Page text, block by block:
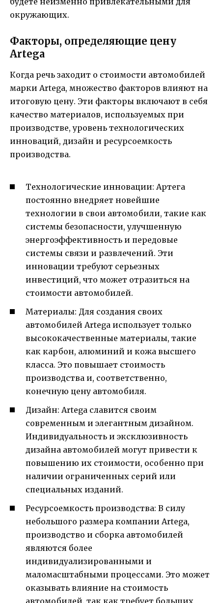
окружающих.
Факторы, определяющие цену
Artega
Когда речь заходит о стоимости автомобилей
марки Artega, множество факторов влияют на
итоговую цену. Эти факторы включают в себя
качество материалов, используемых при
производстве, уровень технологических
инноваций, дизайн и ресурсоемкость
производства.
Технологические инновации: Артега
постоянно внедряет новейшие
технологии в свои автомобили, такие как
системы безопасности, улучшенную
энергоэффективность и передовые
системы связи и развлечений. Эти
инновации требуют серьезных
инвестиций, что может отразиться на
стоимости автомобилей.
Материалы: Для создания своих
автомобилей Artega использует только
высококачественные материалы, такие
как карбон, алюминий и кожа высшего
класса. Это повышает стоимость
производства и, соответственно,
конечную цену автомобиля.
Дизайн: Artega славится своим
современным и элегантным дизайном.
Индивидуальность и эксклюзивность
дизайна автомобилей могут привести к
повышению их стоимости, особенно при
наличии ограниченных серий или
специальных изданий.
Ресурсоемкость производства: В силу
небольшого размера компании Artega,
производство и сборка автомобилей
являются более
индивидуализированными и
маломасштабными процессами. Это может
оказывать влияние на стоимость